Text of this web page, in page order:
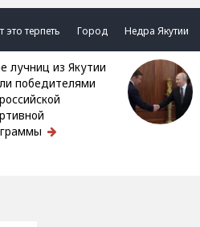
это терпеть Город Недра Якутии
победителями